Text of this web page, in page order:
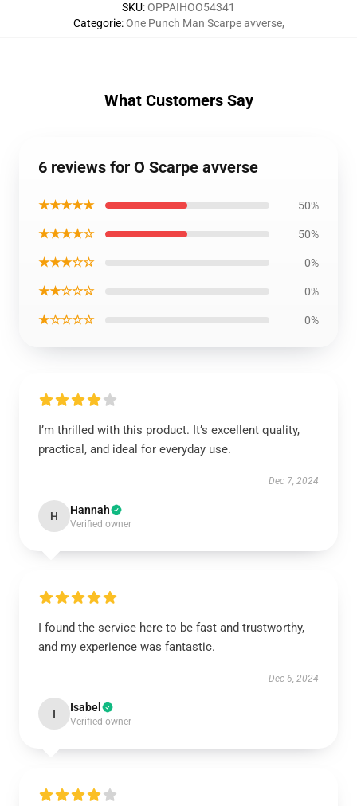
SKU:OPPAIHOO54341
Categorie:One Punch Man Scarpe avverse,
What Customers Say
6 reviews for O Scarpe avverse
★★★★★ 50%
★★★★☆ 50%
★★★☆☆ 0%
★★☆☆☆ 0%
★☆☆☆☆ 0%
I’m thrilled with this product. It’s excellent quality,
practical, and ideal for everyday use.
Dec 7, 2024
H Hannah
Verified owner
I found the service here to be fast and trustworthy,
and my experience was fantastic.
Dec 6, 2024
I Isabel
Verified owner